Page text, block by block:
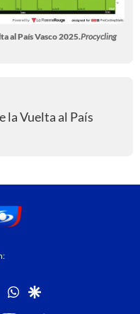
al País Vasco 2025.Procycling
la Vuelta al País
twitterwhatsapp
google